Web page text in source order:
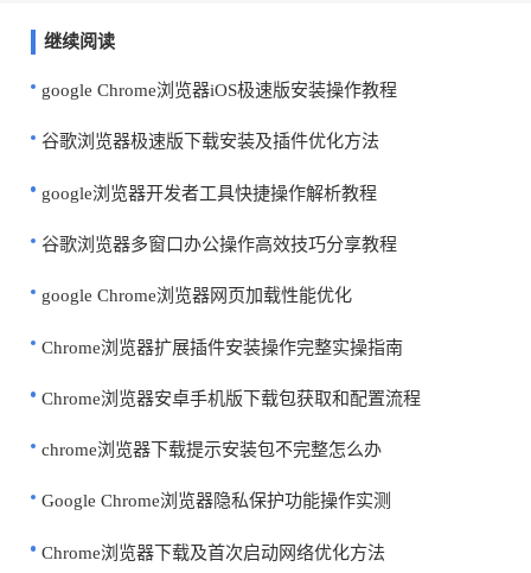
继续阅读
google Chrome浏览器iOS极速版安装操作教程
谷歌浏览器极速版下载安装及插件优化方法
google浏览器开发者工具快捷操作解析教程
谷歌浏览器多窗口办公操作高效技巧分享教程
google Chrome浏览器网页加载性能优化
Chrome浏览器扩展插件安装操作完整实操指南
Chrome浏览器安卓手机版下载包获取和配置流程
chrome浏览器下载提示安装包不完整怎么办
Google Chrome浏览器隐私保护功能操作实测
Chrome浏览器下载及首次启动网络优化方法